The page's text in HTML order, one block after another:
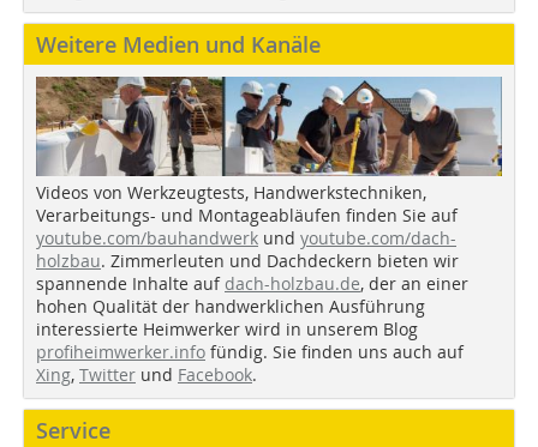
Weitere Medien und Kanäle
Videos von Werkzeugtests, Handwerkstechniken,
Verarbeitungs- und Montageabläufen finden Sie auf
youtube.com/bauhandwerk und youtube.com/dach-
holzbau. Zimmerleuten und Dachdeckern bieten wir
spannende Inhalte auf dach-holzbau.de, der an einer
hohen Qualität der handwerklichen Ausführung
interessierte Heimwerker wird in unserem Blog
profiheimwerker.info fündig. Sie finden uns auch auf
Xing, Twitter und Facebook.
Service